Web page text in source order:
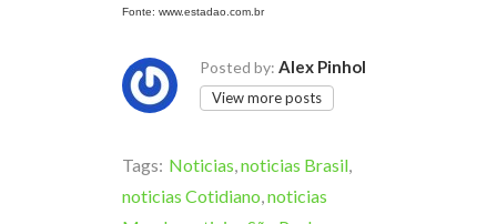
Fonte: www.estadao.com.br
Posted by: Alex Pinhol
View more posts
Tags: Noticias noticias Brasil
noticias Cotidiano noticias